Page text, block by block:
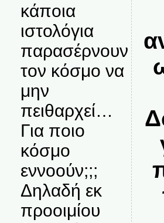
κάποια
ιστολόγια
παρασέρνουν
τον κόσμο να
μην
πειθαρχεί…
Για ποιο
κόσμο
εννοούν;;;
Δηλαδή εκ
προοιμίου